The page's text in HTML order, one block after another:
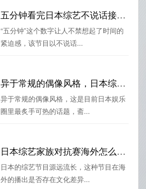
五分钟看完日本综艺不说话接吻5次，让你的心跳狂飙
“五分钟”这个数字让人不禁想起了时间的
紧迫感，该节目以不说话...
异于常规的偶像风格，日本综艺新秀斋藤飞鸟受到热捧
异于常规的偶像风格，这是目前日本娱乐
圈里最炙手可热的话题，斋...
日本综艺家族对抗赛海外怎么看？
日本的综艺节目源远流长，这种节目在海
外的播出是否存在文化差异...